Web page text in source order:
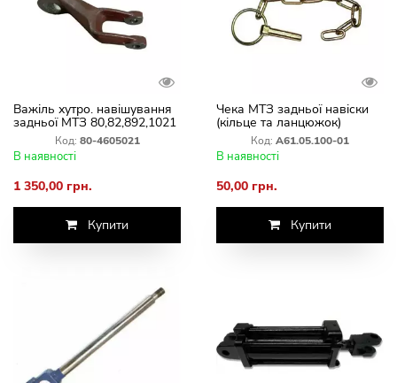
Важіль хутро. навішування
задньої МТЗ 80,82,892,1021
(лівий) посилений
Код: 80-4605021
В наявності
1 350,00 грн.
Купити
Чека МТЗ задньої навіски
(кільце та ланцюжок)
Код: А61.05.100-01
В наявності
50,00 грн.
Купити